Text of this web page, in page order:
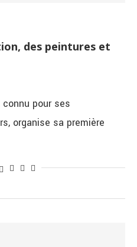
des peintures et
pour ses
organise sa première